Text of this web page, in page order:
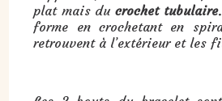
plat mais du crochet tubulaire
forme en crochetant en
retrouvent à l’extérieur et les